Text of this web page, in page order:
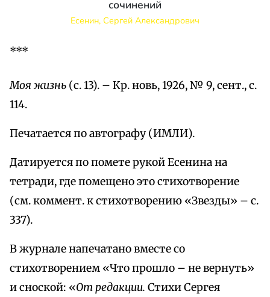
сочинений
Есенин, Сергей Александрович
***
Моя жизнь (с. 13). – Кр. новь, 1926, № 9, сент., с.
114.
Печатается по автографу (ИМЛИ).
Датируется по помете рукой Есенина на
тетради, где помещено это стихотворение
(см. коммент. к стихотворению «Звезды» – с.
337).
В журнале напечатано вместе со
стихотворением «Что прошло – не вернуть»
и сноской: «От редакции. Стихи Сергея